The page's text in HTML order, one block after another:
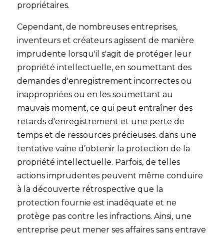
propriétaires.
Cependant, de nombreuses entreprises,
inventeurs et créateurs agissent de manière
imprudente lorsqu'il s'agit de protéger leur
propriété intellectuelle, en soumettant des
demandes d'enregistrement incorrectes ou
inappropriées ou en les soumettant au
mauvais moment, ce qui peut entraîner des
retards d'enregistrement et une perte de
temps et de ressources précieuses. dans une
tentative vaine d’obtenir la protection de la
propriété intellectuelle. Parfois, de telles
actions imprudentes peuvent même conduire
à la découverte rétrospective que la
protection fournie est inadéquate et ne
protège pas contre les infractions. Ainsi, une
entreprise peut mener ses affaires sans entrave